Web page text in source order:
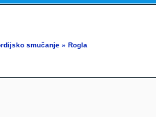
smučanje » Rogla